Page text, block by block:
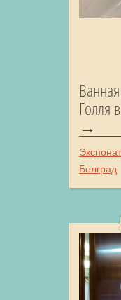
Голля
Белград